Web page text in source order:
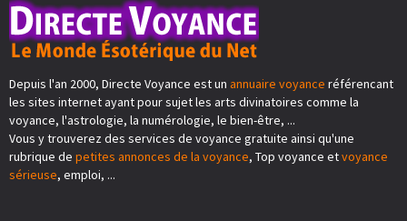
Depuis l'an 2000, Directe Voyance est un annuaire voyance référencant
les sites internet ayant pour sujet les arts divinatoires comme la
voyance, l'astrologie, la numérologie, le bien-être, ...
Vous y trouverez des services de voyance gratuite ainsi qu'une
rubrique de petites annonces de la voyance, Top voyance etvoyance
sérieuse, emploi, ...